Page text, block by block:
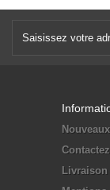
Livraison